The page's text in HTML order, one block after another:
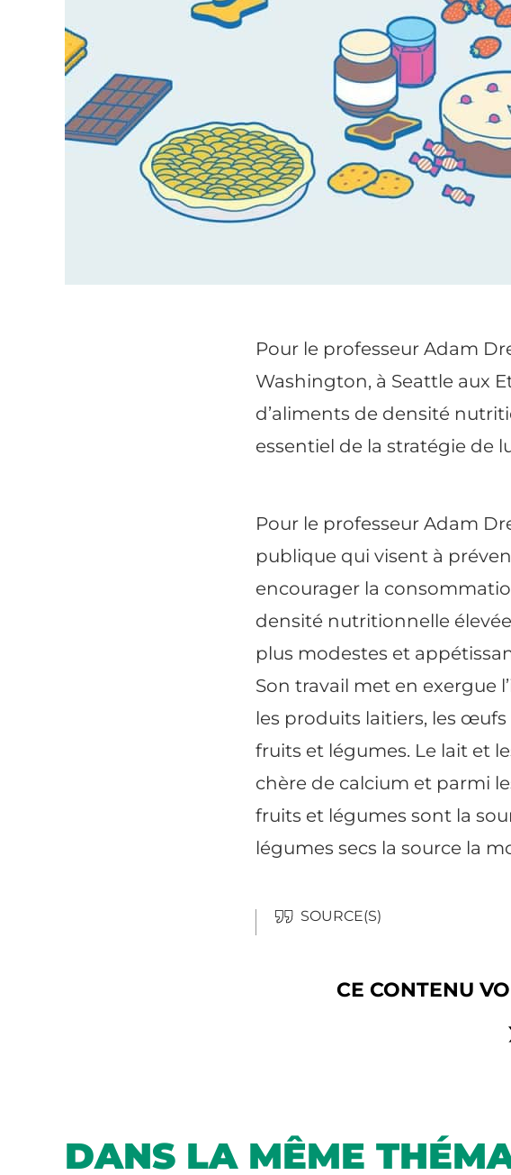
Pour le professeur Adam
Washington, à Seattle aux
d’aliments de densité
essentiel de la stratégie de
Pour le professeur Adam
publique qui visent à
encourager la
densité nutritionnelle
plus modestes et
Son travail met en exergue
les produits laitiers, les
fruits et légumes. Le lait et
chère de calcium et parmi
fruits et légumes sont la
légumes secs la source la
CE CONTENU
DANS LA MÊME